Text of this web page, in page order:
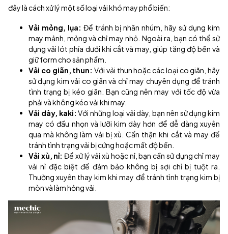
đây là cách xử lý một số loại vải khó may phổ biến:
Vải mỏng, lụa: Để tránh bị nhăn nhúm, hãy sử dụng kim
may mảnh, mỏng và chỉ may nhỏ. Ngoài ra, bạn có thể sử
dụng vải lót phía dưới khi cắt và may, giúp tăng độ bền và
giữ form cho sản phẩm.
Vải co giãn, thun: Với vải thun hoặc các loại co giãn, hãy
sử dụng kim vải co giãn và chỉ may chuyên dụng để tránh
tình trạng bị kéo giãn. Bạn cũng nên may với tốc độ vừa
phải và không kéo vải khi may.
Vải dày, kaki: Với những loại vải dày, bạn nên sử dụng kim
may có đầu nhọn và lưỡi kim dày hơn để dễ dàng xuyên
qua mà không làm vải bị xù. Cẩn thận khi cắt và may để
tránh tình trạng vải bị cứng hoặc mất độ bền.
Vải xù, nỉ: Để xử lý vải xù hoặc nỉ, bạn cần sử dụng chỉ may
vải nỉ đặc biệt để đảm bảo không bị sợi chỉ bị tuột ra.
Thường xuyên thay kim khi may để tránh tình trạng kim bị
mòn và làm hỏng vải.